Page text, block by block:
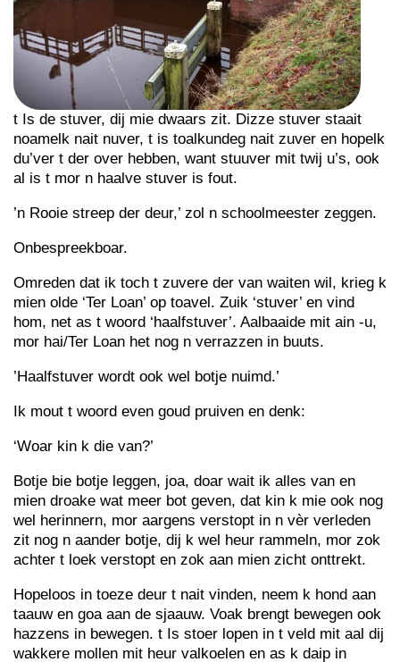
t Is de stuver, dij mie dwaars zit. Dizze stuver staait
noamelk nait nuver, t is toalkundeg nait zuver en hopelk
du’ver t der over hebben, want stuuver mit twij u’s, ook
al is t mor n haalve stuver is fout.
’n Rooie streep der deur,’ zol n schoolmeester zeggen.
Onbespreekboar.
Omreden dat ik toch t zuvere der van waiten wil, krieg k
mien olde ‘Ter Loan’ op toavel. Zuik ‘stuver’ en vind
hom, net as t woord ‘haalfstuver’. Aalbaaide mit ain -u,
mor hai/Ter Loan het nog n verrazzen in buuts.
’Haalfstuver wordt ook wel botje nuimd.’
Ik mout t woord even goud pruiven en denk:
‘Woar kin k die van?’
Botje bie botje leggen, joa, doar wait ik alles van en
mien droake wat meer bot geven, dat kin k mie ook nog
wel herinnern, mor aargens verstopt in n vèr verleden
zit nog n aander botje, dij k wel heur rammeln, mor zok
achter t loek verstopt en zok aan mien zicht onttrekt.
Hopeloos in toeze deur t nait vinden, neem k hond aan
taauw en goa aan de sjaauw. Voak brengt bewegen ook
hazzens in bewegen. t Is stoer lopen in t veld mit aal dij
wakkere mollen mit heur valkoelen en as k daip in